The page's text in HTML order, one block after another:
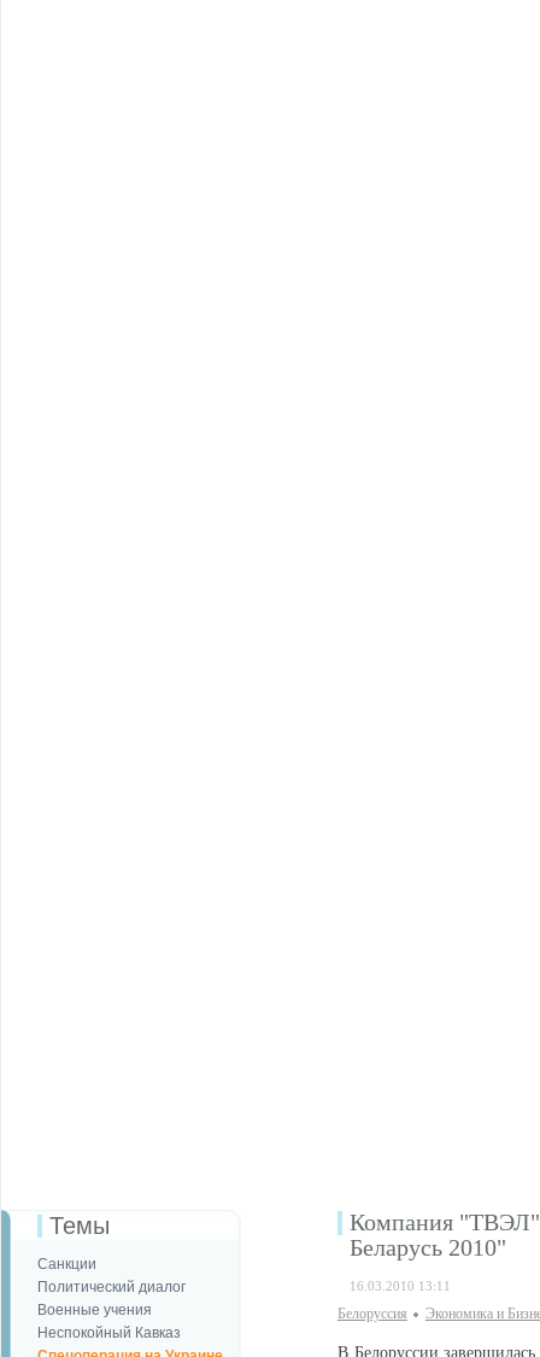
Темы
Санкции
Политический диалог
Военные учения
Неспокойный Кавказ
Компания "ТВЭЛ"
Беларусь 2010"
16.03.2010 13:11
Белоруссия Экономика и
В Белоруссии